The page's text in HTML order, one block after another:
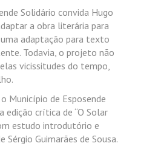
Solidário convida Hugo
a obra literária para
adaptação para texto
Todavia, o projeto não
vicissitudes do tempo,
Município de Esposende
edição crítica de “O Solar
estudo introdutório e
Guimarães de Sousa.